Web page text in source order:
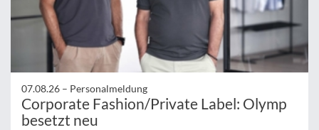
07.08.26 – Personalmeldung
Corporate Fashion/Private Label: Olymp
besetzt neu